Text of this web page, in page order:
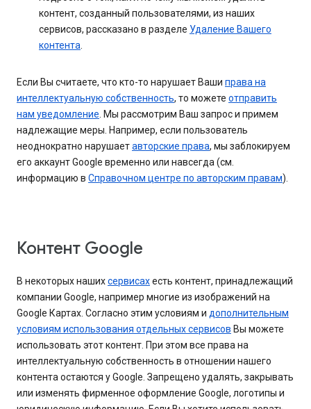
контент, созданный пользователями, из наших
сервисов, рассказано в разделе Удаление Вашего
контента
Если Вы считаете, что кто-то нарушает Ваши права на
интеллектуальную собственность, то можете отправить
нам уведомление . Мы рассмотрим Ваш запрос и примем
надлежащие меры. Например, если пользователь
неоднократно нарушаетавторские права, мы заблокируем
его аккаунт Google временно или навсегда (см.
информацию в Справочном центре по авторским правам).
Контент Google
В некоторых нашихсервисахесть контент, принадлежащий
компании Google, например многие из изображений на
Google Картах. Согласно этим условиям и дополнительным
условиям использования отдельных сервисов Вы можете
использовать этот контент. При этом все права на
интеллектуальную собственность в отношении нашего
контента остаются у Google. Запрещено удалять, закрывать
или изменять фирменное оформление Google, логотипы и